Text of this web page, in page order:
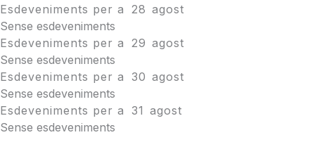
Esdeveniments per a
28 agost
Sense esdeveniments
Esdeveniments per a
29 agost
Sense esdeveniments
Esdeveniments per a 30 agost
Sense esdeveniments
Esdeveniments per a 31 agost
Sense esdeveniments